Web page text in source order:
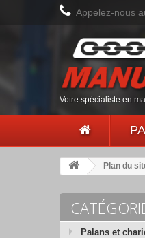
Appelez-nous
Votre spécialiste en
Plan du
Palans et